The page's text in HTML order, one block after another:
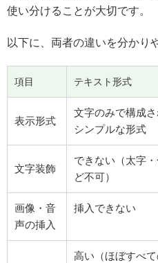
使い分けることが大切です。
以下に、両者の違いを分かり
項目 テキスト形式
表示形式
文字のみで構成さ
シンプルな形式
文字装飾
できない（太字
ど不可）
画像・音
声の挿入
挿入できない
高い（ほぼすべ